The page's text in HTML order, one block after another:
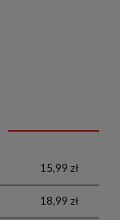
15,99 zł
18,99 zł